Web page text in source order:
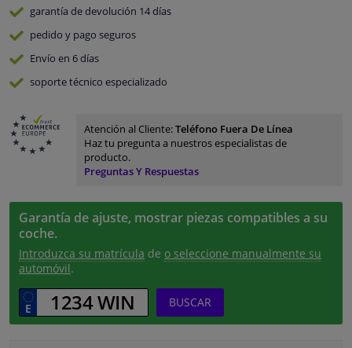
garantía de devolución 14 días
pedido y pago seguros
Envío en 6 días
soporte técnico especializado
Atención al Cliente:Teléfono Fuera De Línea
Haz tu pregunta a nuestros especialistas de
producto.
Preguntas Y Respuestas
Garantía de ajuste, mostrar piezas compatibles a su
coche.
Introduzca su matrícula de o seleccione manualmente su
automóvil.
BUSCAR